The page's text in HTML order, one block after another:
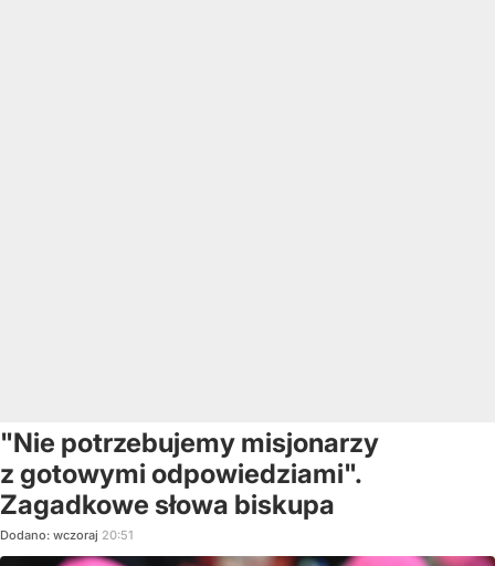
"Nie potrzebujemy misjonarzy
z gotowymi odpowiedziami".
Zagadkowe słowa biskupa
Dodano: wczoraj 20:51